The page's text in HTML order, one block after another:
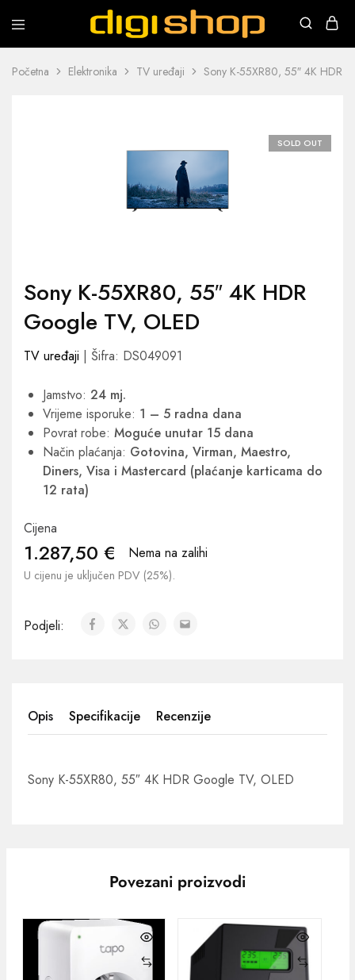
Digishop
Vaša
trgovina!
Početna Elektronika TV uređaji Sony K-55XR80, 55″ 4K HDR
SOLD OUT
Sony K-55XR80, 55″ 4K HDR
Google TV, OLED
TV uređaji | Šifra: DS049091
Jamstvo: 24 mj.
Vrijeme isporuke: 1 – 5 radna dana
Povrat robe: Moguće unutar 15 dana
Način plaćanja: Gotovina, Virman, Maestro,
Diners, Visa i Mastercard (plaćanje karticama do
12 rata)
Cijena
1.287,50 € Nema na zalihi
U cijenu je uključen PDV (25%).
Podjeli:
Opis Specifikacije Recenzije
Sony K-55XR80, 55″ 4K HDR Google TV, OLED
Povezani proizvodi